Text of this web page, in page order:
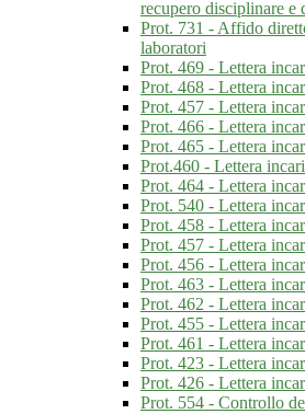
recupero disciplinare e
Prot. 731 - Affido
laboratori
Prot. 469 - Lettera
Prot. 468 - Lettera
Prot. 457 - Lettera
Prot. 466 - Lettera
Prot. 465 - Lettera
Prot.460 - Lettera
Prot. 464 - Lettera
Prot. 540 - Lettera
Prot. 458 - Lettera
Prot. 457 - Lettera
Prot. 456 - Lettera
Prot. 463 - Lettera
Prot. 462 - Lettera
Prot. 455 - Lettera
Prot. 461 - Lettera
Prot. 423 - Lettera
Prot. 426 - Lettera
Prot. 554 - Controllo